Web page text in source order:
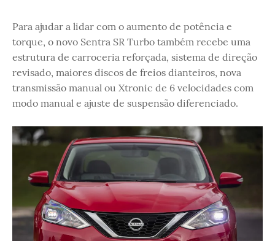
Para ajudar a lidar com o aumento de potência e
torque, o novo Sentra SR Turbo também recebe uma
estrutura de carroceria reforçada, sistema de direção
revisado, maiores discos de freios dianteiros, nova
transmissão manual ou Xtronic de 6 velocidades com
modo manual e ajuste de suspensão diferenciado.